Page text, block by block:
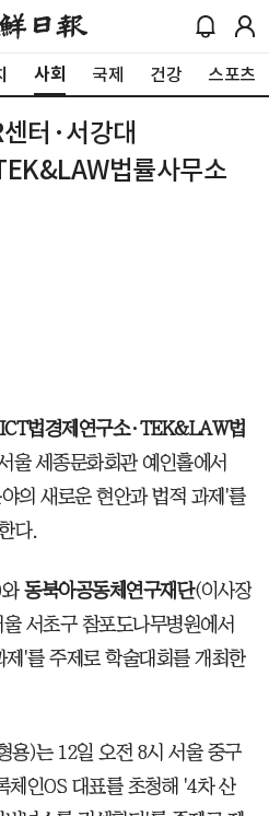
사회 국제 건강 스포츠
터·서강대
법률사무소
법경제연구소·TEK&LAW법
울 세종문화회관 예인홀에서
의 새로운 현안과 법적 과제'를
다.
동북아공동체연구재단(이사장
서초구 참포도나무병원에서
'를 주제로 학술대회를 개최한
용)는 12일 오전 8시 서울 중구
체인OS 대표를 초청해 '4차 산